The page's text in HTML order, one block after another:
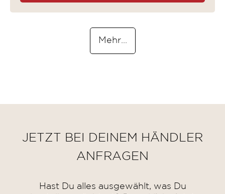
Mehr...
JETZT BEI DEINEM HÄNDLER
ANFRAGEN
Hast Du alles ausgewählt, was Du